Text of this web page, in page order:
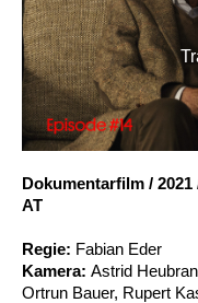
&
Suche
Dokumentarfilm / 2021
AT
Regie: Fabian Eder
Kamera: Astrid
Ortrun Bauer, Rupert